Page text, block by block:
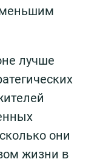
меньшим
лучше
они
жизни в